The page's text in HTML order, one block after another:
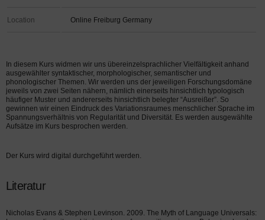
Location Online Freiburg Germany
In diesem Kurs widmen wir uns übereinzelsprachlicher Vielfältigkeit anhand
ausgewählter syntaktischer, morphologischer, semantischer und
phonologischer Themen. Wir werden uns der jeweiligen Forschungsdomäne
jeweils von zwei Seiten nähern, nämlich einerseits hinsichtlich typologisch
häufiger Muster und andererseits hinsichtlich belegter “Ausreißer”. So
gewinnen wir einen Eindruck des Variationsraumes menschlicher Sprache im
Spannungsverhältnis von Regularität und Diversität. Es werden ausgewählte
Aufsätze im Kurs besprochen werden.
Der Kurs wird digital durchgeführt werden.
Literatur
Nicholas Evans & Stephen Levinson. 2009. The Myth of Language Universals: